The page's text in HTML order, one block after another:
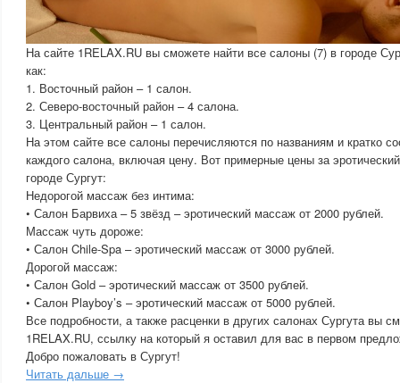
На сайте 1RELAX.RU вы сможете найти все салоны (7) в городе
как:
1. Восточный район – 1 салон.
2. Северо-восточный район – 4 салона.
3. Центральный район – 1 салон.
На этом сайте все салоны перечисляются по названиям и кратко
каждого салона, включая цену. Вот примерные цены за
городе Сургут:
Недорогой массаж без интима:
• Салон Барвиха – 5 звёзд – эротический массаж от 2000 рублей.
Массаж чуть дороже:
• Салон Chile-Spa – эротический массаж от 3000 рублей.
Дорогой массаж:
• Салон Gold – эротический массаж от 3500 рублей.
• Салон Playboy’s – эротический массаж от 5000 рублей.
Все подробности, а также расценки в других салонах Сургута вы
1RELAX.RU, ссылку на который я оставил для вас в первом
Добро пожаловать в Сургут!
Читать дальше →